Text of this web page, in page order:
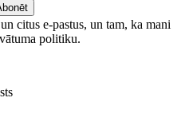
citus e-pastus, un tam, ka mani
politiku.